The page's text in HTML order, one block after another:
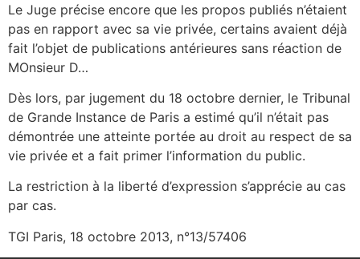
Le Juge précise encore que les propos publiés n’étaient
pas en rapport avec sa vie privée, certains avaient déjà
fait l’objet de publications antérieures sans réaction de
MOnsieur D…
Dès lors, par jugement du 18 octobre dernier, le Tribunal
de Grande Instance de Paris a estimé qu’il n’était pas
démontrée une atteinte portée au droit au respect de sa
vie privée et a fait primer l’information du public.
La restriction à la liberté d’expression s’apprécie au cas
par cas.
TGI Paris, 18 octobre 2013, n°13/57406